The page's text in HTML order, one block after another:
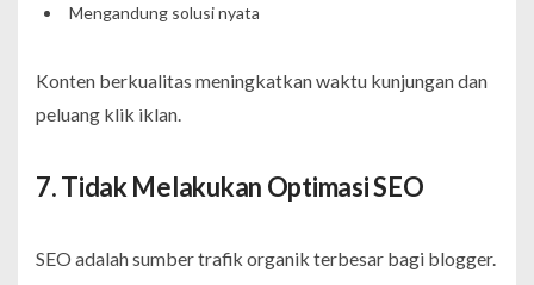
Mengandung solusi nyata
Konten berkualitas meningkatkan waktu kunjungan dan
peluang klik iklan.
7. Tidak Melakukan Optimasi SEO
SEO adalah sumber trafik organik terbesar bagi blogger.